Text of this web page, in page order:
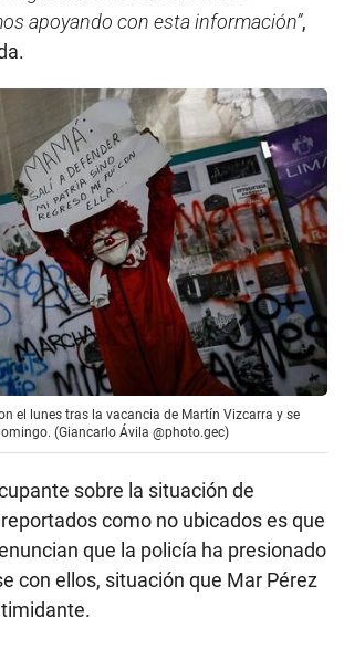
apoyando con esta información”,
el lunes tras la vacancia de Martín Vizcarra y se
(Giancarlo Ávila @photo.gec)
sobre la situación de
como no ubicados es que
que la policía ha presionado
con ellos, situación que Mar Pérez